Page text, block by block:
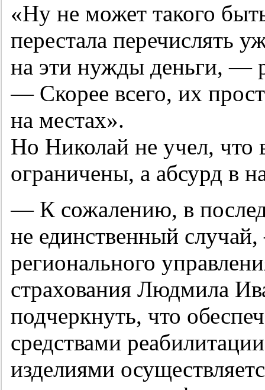
«Ну не может такого
перестала перечислять
на эти нужды деньги, —
— Скорее всего, их
на местах».
Но Николай не учел, что
ограничены, а абсурд в
— К сожалению, в
не единственный
регионального
страхования Людмила
подчеркнуть, что
средствами
изделиями